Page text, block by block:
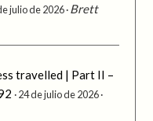
julio de 2026 Brett
travelled | Part II –
24 de julio de 2026